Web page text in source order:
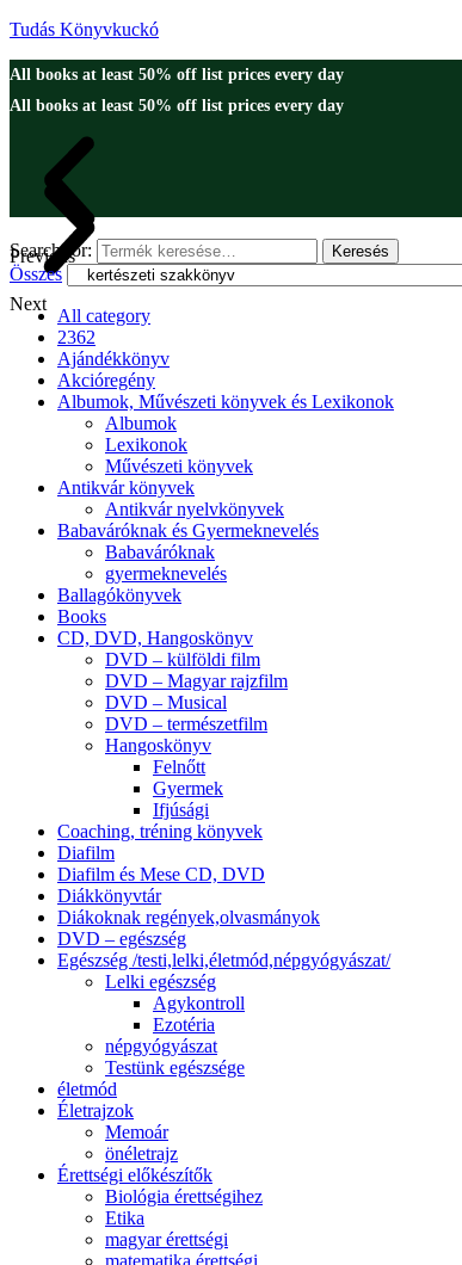
Tudás Könyvkuckó
All books at least 50% off list prices every day
All books at least 50% off list prices every day
Previous
Next
Search for: Keresés
Összes
All category
2362
Ajándékkönyv
Akcióregény
Albumok, Művészeti könyvek és Lexikonok
Albumok
Lexikonok
Művészeti könyvek
Antikvár könyvek
Antikvár nyelvkönyvek
Babaváróknak és Gyermeknevelés
Babaváróknak
gyermeknevelés
Ballagókönyvek
Books
CD, DVD, Hangoskönyv
DVD – külföldi film
DVD – Magyar rajzfilm
DVD – Musical
DVD – természetfilm
Hangoskönyv
Felnőtt
Gyermek
Ifjúsági
Coaching, tréning könyvek
Diafilm
Diafilm és Mese CD, DVD
Diákkönyvtár
Diákoknak regények,olvasmányok
DVD – egészség
Egészség /testi,lelki,életmód,népgyógyászat/
Lelki egészség
Agykontroll
Ezotéria
népgyógyászat
Testünk egészsége
életmód
Életrajzok
Memoár
önéletrajz
Érettségi előkészítők
Biológia érettségihez
Etika
magyar érettségi
matematika érettségi